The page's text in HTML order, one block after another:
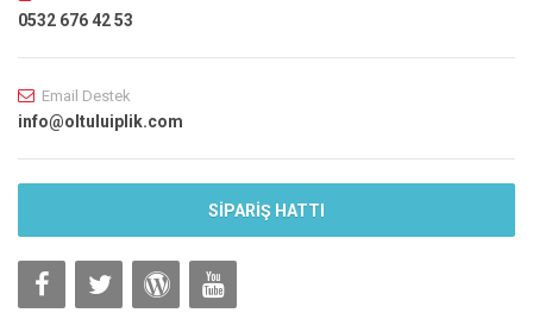
0532 676 42 53
Email Destek
info@oltuluiplik.com
SİPARİŞ HATTI